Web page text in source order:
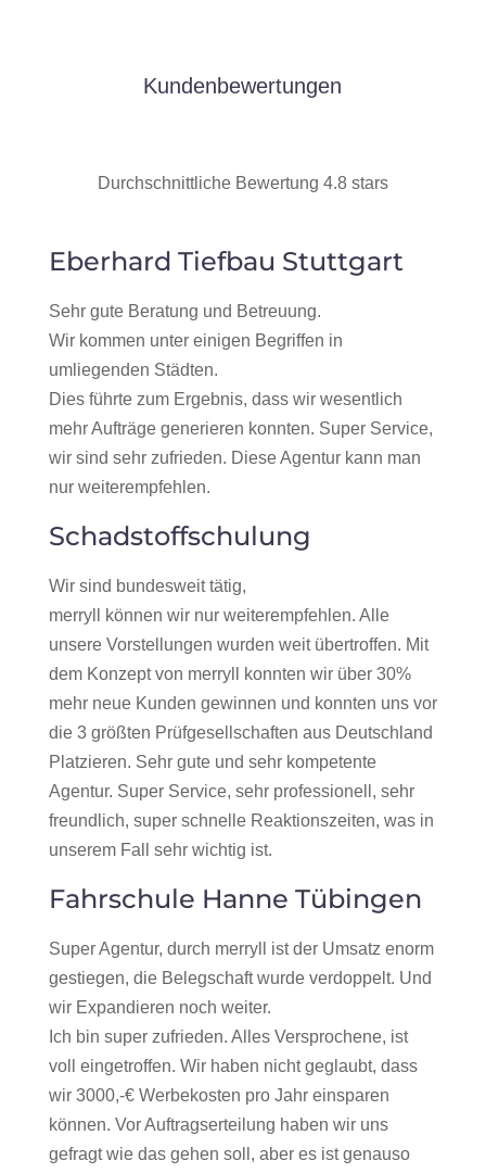
Kundenbewertungen
Durchschnittliche Bewertung 4.8 stars
Eberhard Tiefbau Stuttgart
Sehr gute Beratung und Betreuung.
Wir kommen unter einigen Begriffen in
umliegenden Städten.
Dies führte zum Ergebnis, dass wir wesentlich
mehr Aufträge generieren konnten. Super Service,
wir sind sehr zufrieden. Diese Agentur kann man
nur weiterempfehlen.
Schadstoffschulung
Wir sind bundesweit tätig,
merryll können wir nur weiterempfehlen. Alle
unsere Vorstellungen wurden weit übertroffen. Mit
dem Konzept von merryll konnten wir über 30%
mehr neue Kunden gewinnen und konnten uns vor
die 3 größten Prüfgesellschaften aus Deutschland
Platzieren. Sehr gute und sehr kompetente
Agentur. Super Service, sehr professionell, sehr
freundlich, super schnelle Reaktionszeiten, was in
unserem Fall sehr wichtig ist.
Fahrschule Hanne Tübingen
Super Agentur, durch merryll ist der Umsatz enorm
gestiegen, die Belegschaft wurde verdoppelt. Und
wir Expandieren noch weiter.
Ich bin super zufrieden. Alles Versprochene, ist
voll eingetroffen. Wir haben nicht geglaubt, dass
wir 3000,-€ Werbekosten pro Jahr einsparen
können. Vor Auftragserteilung haben wir uns
gefragt wie das gehen soll, aber es ist genauso